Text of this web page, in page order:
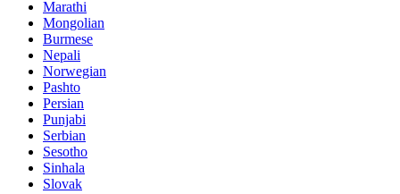
Marathi
Mongolian
Burmese
Nepali
Norwegian
Pashto
Persian
Punjabi
Serbian
Sesotho
Sinhala
Slovak